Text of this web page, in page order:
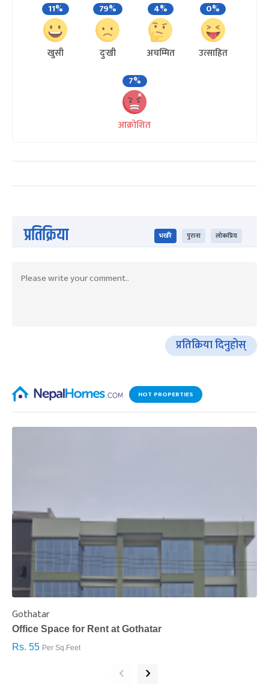
11%
खुसी
79%
दुःखी
4%
अचम्मित
0%
उत्साहित
7%
आक्रोशित
प्रतिक्रिया भर्खरै पुराना लोकप्रिय
प्रतिक्रिया दिनुहोस्
HOT PROPERTIES
Gothatar
Office Space for Rent at Gothatar
Rs. 55 Per Sq.Feet
‹ ›